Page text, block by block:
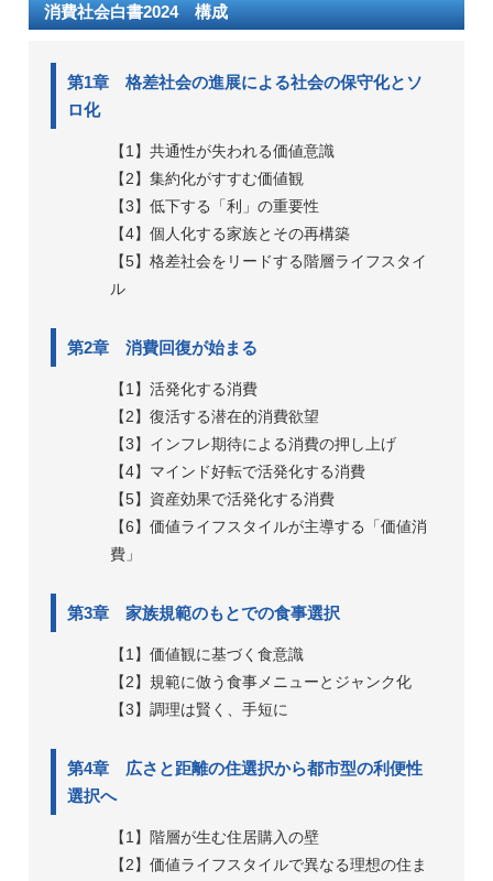
消費社会白書2024 構成
第1章 格差社会の進展による社会の保守化とソ
ロ化
【1】共通性が失われる価値意識
【2】集約化がすすむ価値観
【3】低下する「利」の重要性
【4】個人化する家族とその再構築
【5】格差社会をリードする階層ライフスタイ
ル
第2章 消費回復が始まる
【1】活発化する消費
【2】復活する潜在的消費欲望
【3】インフレ期待による消費の押し上げ
【4】マインド好転で活発化する消費
【5】資産効果で活発化する消費
【6】価値ライフスタイルが主導する「価値消
費」
第3章 家族規範のもとでの食事選択
【1】価値観に基づく食意識
【2】規範に倣う食事メニューとジャンク化
【3】調理は賢く、手短に
第4章 広さと距離の住選択から都市型の利便性
選択へ
【1】階層が生む住居購入の壁
【2】価値ライフスタイルで異なる理想の住ま